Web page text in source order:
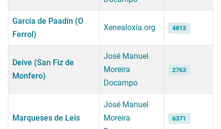
García de Paadín (O
Ferrol)
Xenealoxía.org 4813
Deive (San Fiz de
Monfero)
José Manuel
Moreira
Docampo
2763
Marqueses de Leis
José Manuel
Moreira
6371